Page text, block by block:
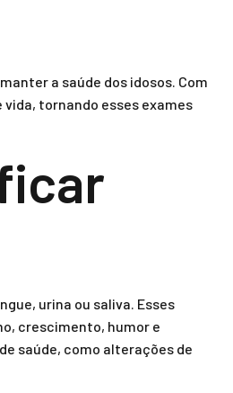
a saúde dos idosos. Com
tornando esses exames
urina ou saliva. Esses
crescimento, humor e
saúde, como alterações de